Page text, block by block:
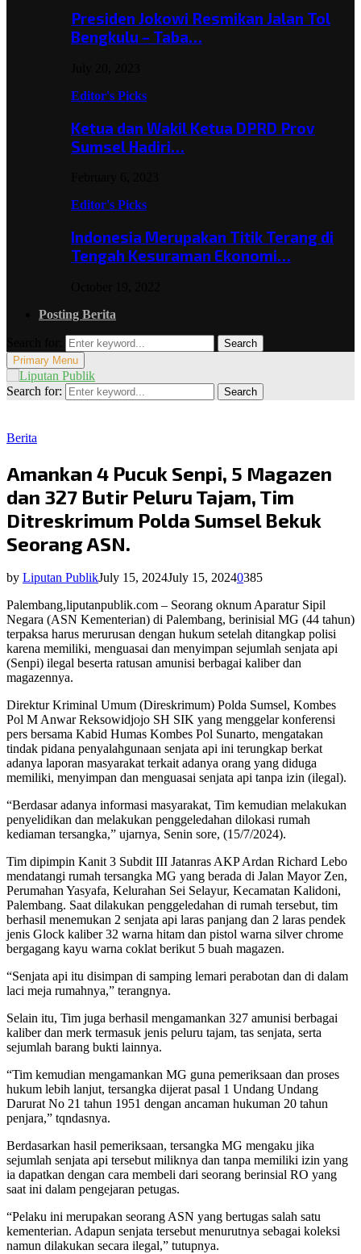
Presiden Jokowi Resmikan Jalan Tol
Bengkulu – Taba…
Editor's Picks
Ketua dan Wakil Ketua DPRD Prov
Sumsel Hadiri…
Editor's Picks
Indonesia Merupakan Titik Terang di
Tengah Kesuraman Ekonomi…
Posting Berita
Search
Primary Menu
Search for: Search
Berita
Amankan 4 Pucuk Senpi, 5 Magazen
dan 327 Butir Peluru Tajam, Tim
Ditreskrimum Polda Sumsel Bekuk
Seorang ASN.
by Liputan PublikJuly 15, 2024July 15, 20240385
Palembang,liputanpublik.com – Seorang oknum Aparatur Sipil
Negara (ASN Kementerian) di Palembang, berinisial MG (44 tahun)
terpaksa harus merurusan dengan hukum setelah ditangkap polisi
karena memiliki, menguasai dan menyimpan sejumlah senjata api
(Senpi) ilegal beserta ratusan amunisi berbagai kaliber dan
magazennya.
Direktur Kriminal Umum (Direskrimum) Polda Sumsel, Kombes
Pol M Anwar Reksowidjojo SH SIK yang menggelar konferensi
pers bersama Kabid Humas Kombes Pol Sunarto, mengatakan
tindak pidana penyalahgunaan senjata api ini terungkap berkat
adanya laporan masyarakat terkait adanya orang yang diduga
memiliki, menyimpan dan menguasai senjata api tanpa izin (ilegal).
“Berdasar adanya informasi masyarakat, Tim kemudian melakukan
penyelidikan dan melakukan penggeledahan dilokasi rumah
kediaman tersangka,” ujarnya, Senin sore, (15/7/2024).
Tim dipimpin Kanit 3 Subdit III Jatanras AKP Ardan Richard Lebo
mendatangi rumah tersangka MG yang berada di Jalan Mayor Zen,
Perumahan Yasyafa, Kelurahan Sei Selayur, Kecamatan Kalidoni,
Palembang. Saat dilakukan penggeledahan di rumah tersebut, tim
berhasil menemukan 2 senjata api laras panjang dan 2 laras pendek
jenis Glock kaliber 32 warna hitam dan pistol warna silver chrome
bergagang kayu warna coklat berikut 5 buah magazen.
“Senjata api itu disimpan di samping lemari perabotan dan di dalam
laci meja rumahnya,” terangnya.
Selain itu, Tim juga berhasil mengamankan 327 amunisi berbagai
kaliber dan merk termasuk jenis peluru tajam, tas senjata, serta
sejumlah barang bukti lainnya.
“Tim kemudian mengamankan MG guna pemeriksaan dan proses
hukum lebih lanjut, tersangka dijerat pasal 1 Undang Undang
Darurat No 21 tahun 1951 dengan ancaman hukuman 20 tahun
penjara,” tqndasnya.
Berdasarkan hasil pemeriksaan, tersangka MG mengaku jika
sejumlah senjata api tersebut miliknya dan tanpa memiliki izin yang
ia dapatkan dengan cara membeli dari seorang berinsial RO yang
saat ini dalam pengejaran petugas.
“Pelaku ini merupakan seorang ASN yang bertugas salah satu
kementerian. Adapun senjata tersebut menurutnya sebagai koleksi
namun dilakukan secara ilegal,” tutupnya.